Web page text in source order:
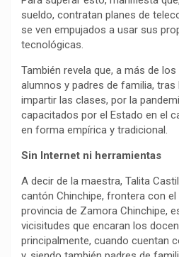
sueldo, contratan planes de
se ven empujados a usar sus
tecnológicas.
También revela que, a más de
alumnos y padres de familia, tras
impartir las clases, por la
capacitados por el Estado en el
en forma empírica y tradicional.
Sin Internet ni herramientas
A decir de la maestra, Talita
cantón Chinchipe, frontera con el
provincia de Zamora Chinchipe,
vicisitudes que encaran los
principalmente, cuando cuentan